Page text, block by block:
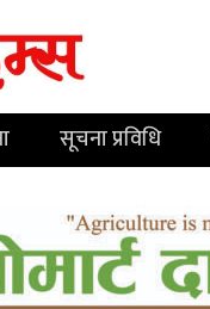
सूचना प्रविधि